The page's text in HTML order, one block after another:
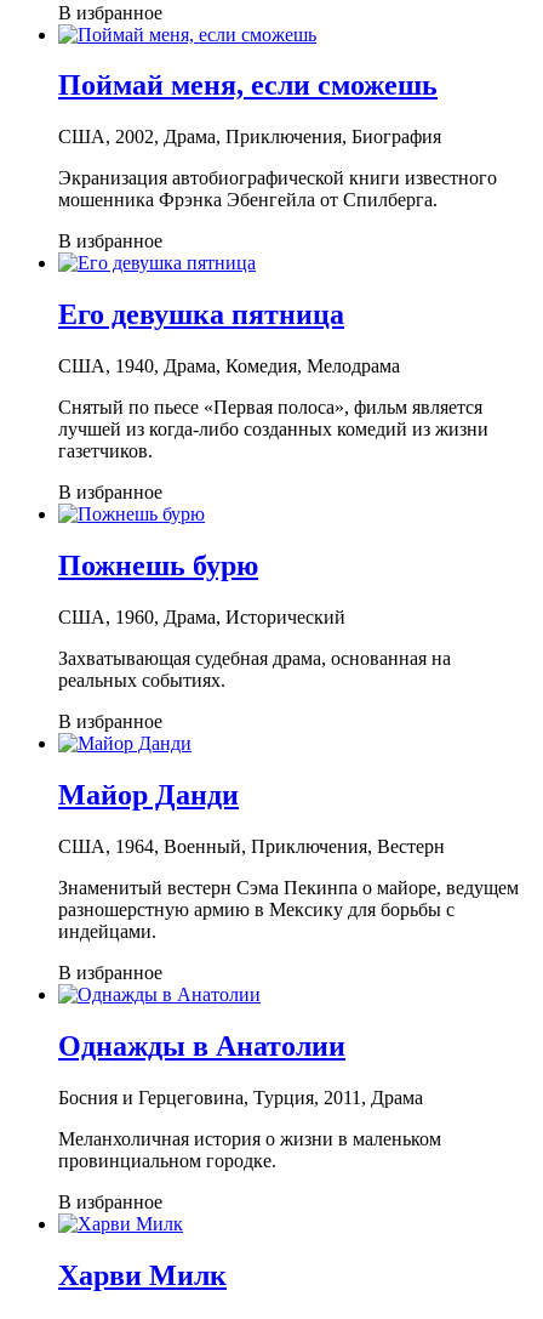
В избранное
Поймай меня, если сможешь
США, 2002, Драма, Приключения, Биография
Экранизация автобиографической книги известного
мошенника Фрэнка Эбенгейла от Спилберга.
В избранное
Его девушка пятница
США, 1940, Драма, Комедия, Мелодрама
Снятый по пьесе «Первая полоса», фильм является
лучшей из когда-либо созданных комедий из жизни
газетчиков.
В избранное
Пожнешь бурю
США, 1960, Драма, Исторический
Захватывающая судебная драма, основанная на
реальных событиях.
В избранное
Майор Данди
США, 1964, Военный, Приключения, Вестерн
Знаменитый вестерн Сэма Пекинпа о майоре, ведущем
разношерстную армию в Мексику для борьбы с
индейцами.
В избранное
Однажды в Анатолии
Босния и Герцеговина, Турция, 2011, Драма
Меланхоличная история о жизни в маленьком
провинциальном городке.
В избранное
Харви Милк